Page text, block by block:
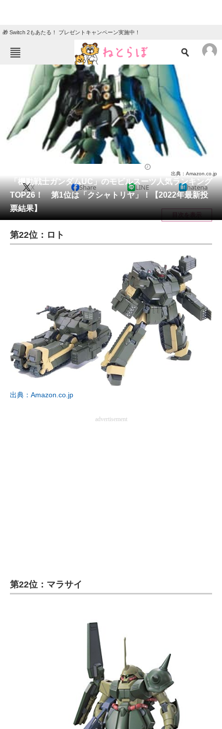
🎁 Switch 2もあたる！ プレゼントキャンペーン実施中！
ねとらぼメニュー
ニュース
エンタメ クイズ
グルメ 地域
住まい 教育・育児
リサーチ
会員記事
メディア
注目記事を集めた総合ページ
ITの今と未来を見通す
好きが集まる 比べて選べる
ビジネスと働き方のヒント
AI活用のいまが分かる
企業ITのトレンドを詳説
経営リーダーのコミュニティ
エネルギーの専門メディア
ちょっと気になるネットの話題
「機動戦士ガンダムUC」のモビルスーツ人気ランキング
TOP26！ 第1位は「クシャトリヤ」！【2022年最新投
票結果】
出典：Amazon.co.jp
X Share LINE hatena
目次を表示
第22位：ロト
出典：Amazon.co.jp
advertisement
第22位：マラサイ